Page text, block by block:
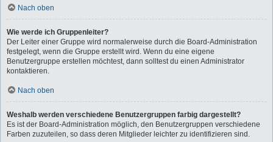
Nach oben
Wie werde ich Gruppenleiter?
Der Leiter einer Gruppe wird normalerweise durch die Board-Administration
festgelegt, wenn die Gruppe erstellt wird. Wenn du eine eigene
Benutzergruppe erstellen möchtest, dann solltest du einen Administrator
kontaktieren.
Nach oben
Weshalb werden verschiedene Benutzergruppen farbig dargestellt?
Es ist der Board-Administration möglich, den Benutzergruppen verschiedene
Farben zuzuteilen, so dass deren Mitglieder leichter zu identifizieren sind.